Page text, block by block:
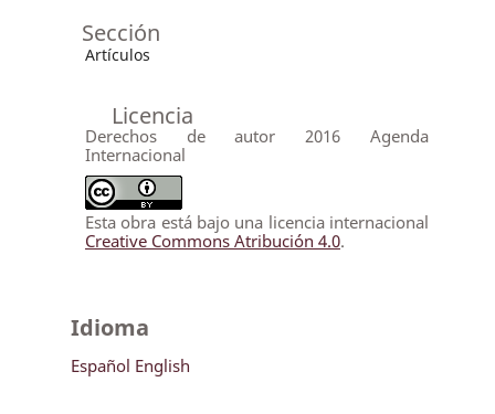
Sección
Artículos
Licencia
Derechos de autor 2016 Agenda
Internacional
Esta obra está bajo una licencia internacional
Creative Commons Atribución 4.0.
Idioma
Español English